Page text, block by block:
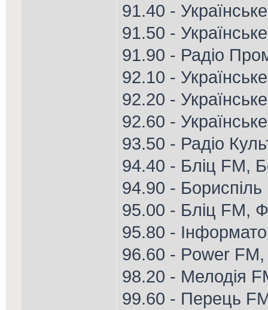
91.40 -
91.50 -
91.90 - Радіо
92.10 -
92.20 -
92.60 -
93.50 - Радіо
94.40 - Бліц FM,
94.90 -
95.00 - Бліц FM,
95.80 -
96.60 - Power
98.20 - Мелодія
99.60 - Перець